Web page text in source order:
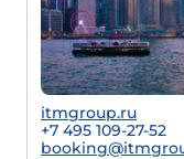
itmgroup.ru
+7 495 109-27-52